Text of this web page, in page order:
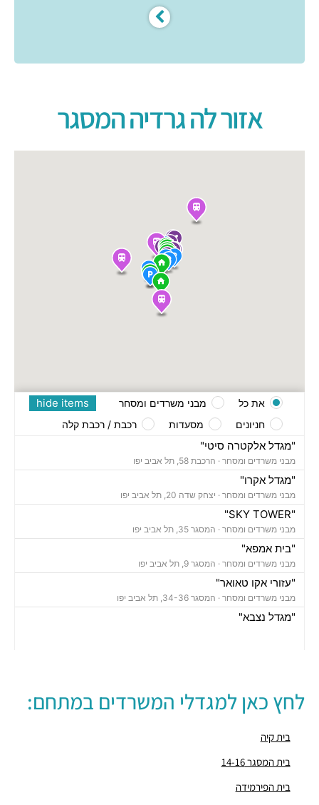
אזור לה גרדיה המסגר
"מגדל אלקטרה סיטי"
מבני משרדים ומסחר · הרכבת 58, תל אביב יפו
"מגדל אקרו"
מבני משרדים ומסחר · יצחק שדה 20, תל אביב יפו
"SKY TOWER"
מבני משרדים ומסחר · המסגר 35, תל אביב יפו
"בית אמפא"
מבני משרדים ומסחר · המסגר 9, תל אביב יפו
"עזורי אקו טאואר"
מבני משרדים ומסחר · המסגר 34-36, תל אביב יפו
"מגדל נצבא"
חניונים ·הצפירה 8, תל אביב יפו
חניונים ·3Q5M+HQ תל אביב יפו
חניונים ·הרכבת 58, תל אביב יפו
חניון אחוזת החוף
hide items את כל
מבני משרדים ומסחר
חניונים
מסעדות רכבת / רכבת קלה
לחץ כאן למגדלי המשרדים במתחם:
בית קיה
בית המסגר 14-16
בית הפירמידה